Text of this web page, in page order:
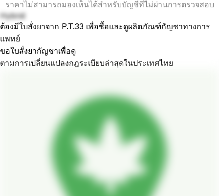
ราคาไม่สามารถมองเห็นได้สำหรับบัญชีที่ไม่ผ่านการตรวจสอบ
Hybrid
ต้องมีใบสั่งยาจาก P.T.33 เพื่อซื้อและดูผลิตภัณฑ์กัญชาทางการ
แพทย์
ขอใบสั่งยากัญชาเพื่อดู
ตามการเปลี่ยนแปลงกฎระเบียบล่าสุดในประเทศไทย